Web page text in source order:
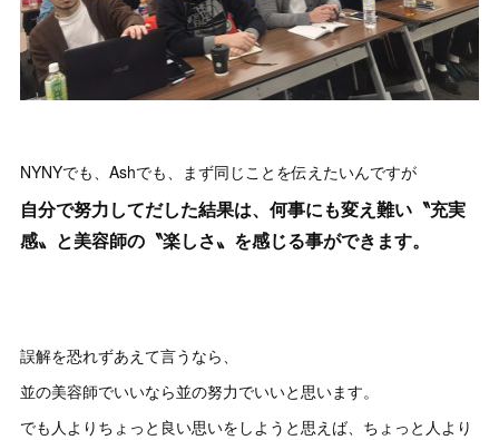
NYNYでも、Ashでも、まず同じことを伝えたいんですが
自分で努力してだした結果は、何事にも変え難い〝充実
感〟と美容師の〝楽しさ〟を感じる事ができます。
誤解を恐れずあえて言うなら、
並の美容師でいいなら並の努力でいいと思います。
でも人よりちょっと良い思いをしようと思えば、ちょっと人より